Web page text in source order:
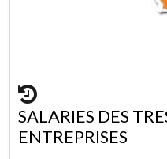
SALARIES DES
ENTREPRISES